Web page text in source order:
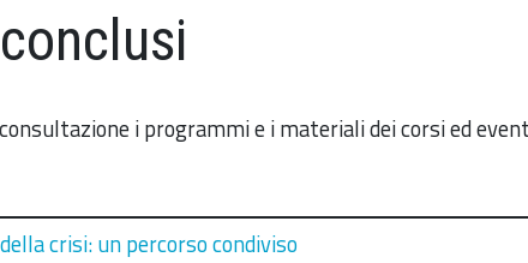
i programmi e i materiali dei corsi ed
crisi: un percorso condiviso